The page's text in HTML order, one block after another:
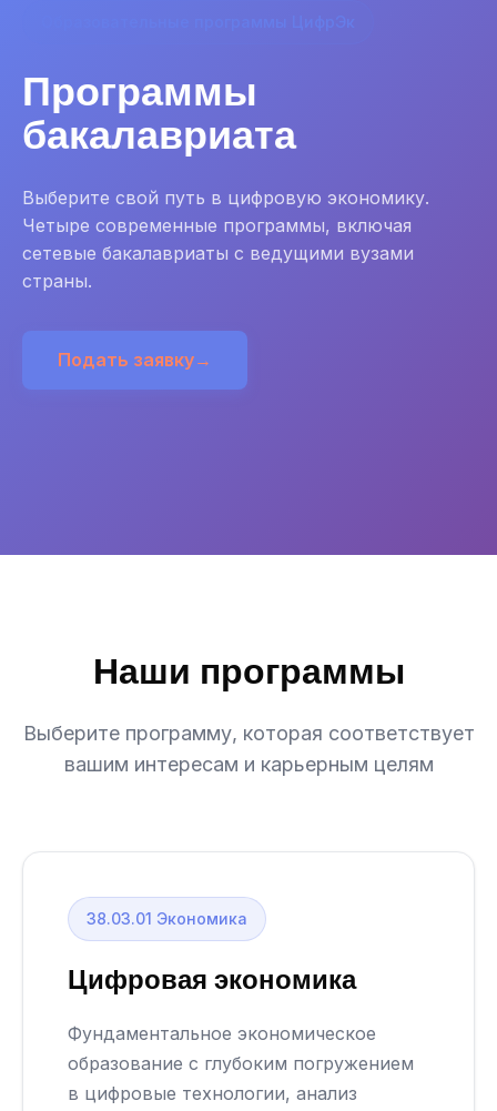
Программы
бакалавриата
Выберите свой путь в цифровую экономику.
Четыре современные программы, включая
сетевые бакалавриаты с ведущими вузами
страны.
Подать заявку→
Наши программы
Выберите программу, которая соответствует
вашим интересам и карьерным целям
38.03.01 Экономика
Цифровая экономика
Фундаментальное экономическое
образование с глубоким погружением
в цифровые технологии, анализ